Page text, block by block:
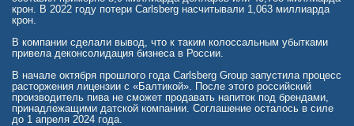
крон. В 2022 году потери Carlsberg насчитывали 1,063 миллиарда
крон.
В компании сделали вывод, что к таким колоссальным убытками
привела деконсолидация бизнеса в России.
В начале октября прошлого года Carlsberg Group запустила процесс
расторжения лицензии с «Балтикой». После этого российский
производитель пива не сможет продавать напиток под брендами,
принадлежащими датской компании. Соглашение осталось в силе
до 1 апреля 2024 года.